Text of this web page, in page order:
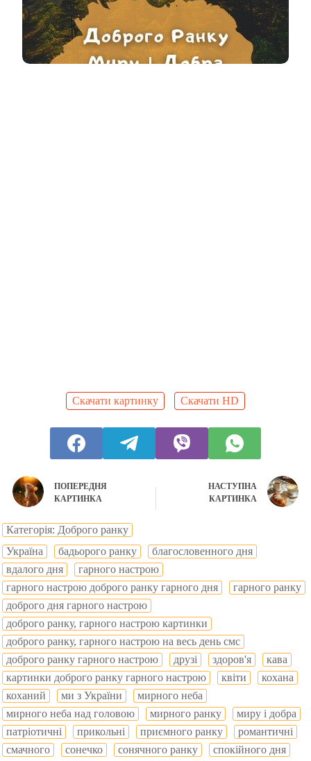
Скачати картинку Скачати HD
ПОПЕРЕДНЯ
КАРТИНКА
НАСТУПНА
КАРТИНКА
Категорія: Доброго ранку
Україна
бадьорого ранку
благословенного дня
вдалого дня
гарного настрою
гарного настрою доброго ранку гарного дня
гарного ранку
доброго дня гарного настрою
доброго ранку, гарного настрою картинки
доброго ранку, гарного настрою на весь день смс
доброго ранку гарного настрою
друзі здоров'я
кава
картинки доброго ранку гарного настрою
квіти
кохана
коханий
ми з України
мирного неба
мирного неба над головою
мирного ранку
миру і добра
патріотичні
прикольні приємного ранку
романтичні
смачного
сонечко сонячного ранку
спокійного дня